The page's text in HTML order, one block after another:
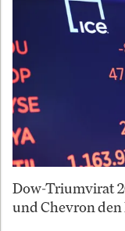
Dow-Triumvirat
und Chevron